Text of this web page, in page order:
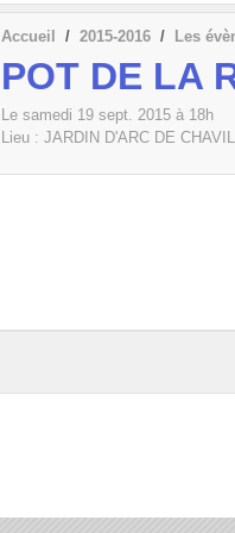
Accueil 2015-2016 Les
POT DE LA
Le samedi 19 sept. 2015 à 18h
Lieu : JARDIN D'ARC DE